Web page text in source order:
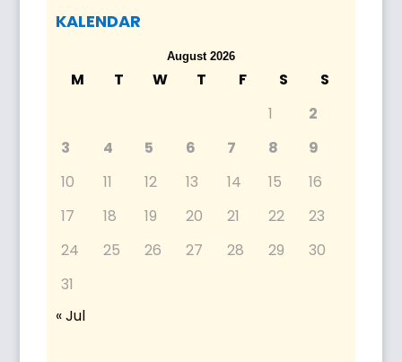
KALENDAR
August 2026
M T W T F S
S
1
2
3
4 5 6 7 8
9
10
11 12 13 14 15
16
17
18 19 20 21 22
23
24
25 26 27 28 29
30
31
« Jul